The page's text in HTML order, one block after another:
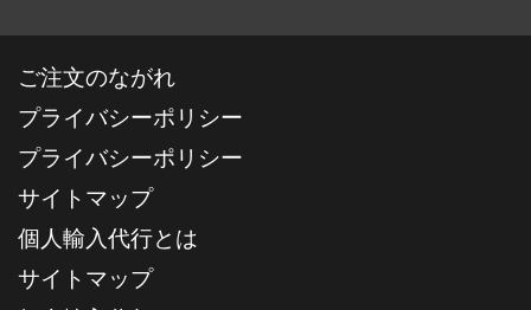
ご注文のながれ
プライバシーポリシー
プライバシーポリシー
サイトマップ
個人輸入代行とは
サイトマップ